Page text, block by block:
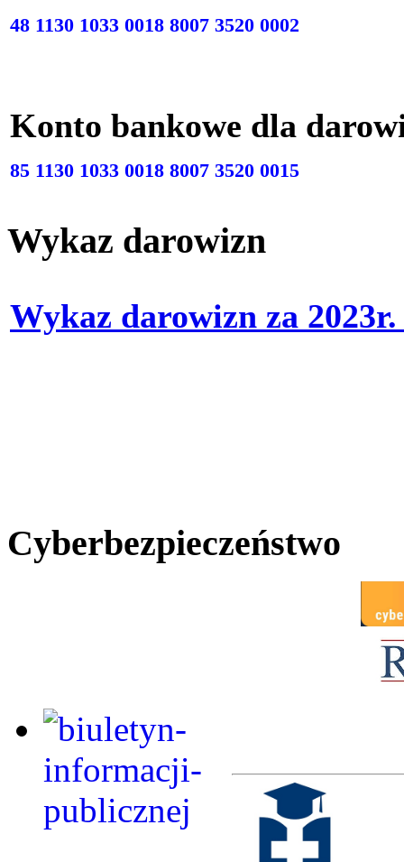
48 1130 1033 0018 8007 3520 0002
Konto bankowe dla
85 1130 1033 0018 8007 3520 0015
Wykaz darowizn
Wykaz darowizn za
Cyberbezpieczeństwo